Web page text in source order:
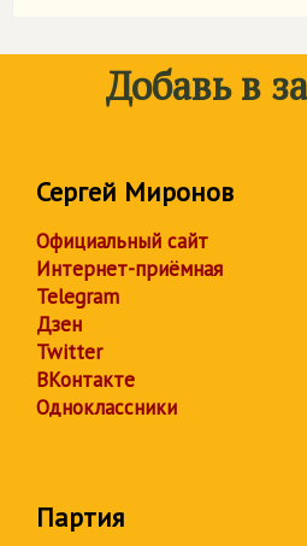
Добавь в
Сергей Миронов
Официальный сайт
Интернет-приёмная
Telegram
Дзен
Twitter
ВКонтакте
Одноклассники
Партия